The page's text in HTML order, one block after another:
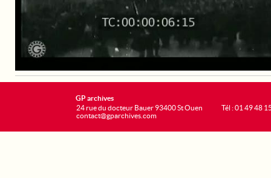
GP archives
24 rue du docteur Bauer 93400 St Ouen
contact@gparchives.com
Tél : 01 49 48